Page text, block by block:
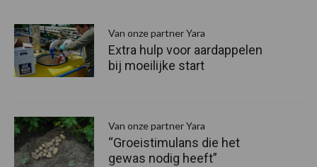
Van onze partner Yara
Extra hulp voor aardappelen
bij moeilijke start
Van onze partner Yara
“Groeistimulans die het
gewas nodig heeft”